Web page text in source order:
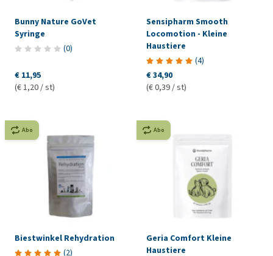
Bunny Nature GoVet
Syringe
(0)
€ 11,95
(€ 1,20 / st)
Sensipharm Smooth
Locomotion - Kleine
Haustiere
(4)
€ 34,90
(€ 0,39 / st)
Abo
Biestwinkel Rehydration
(2)
Abo
Geria Comfort Kleine
Haustiere